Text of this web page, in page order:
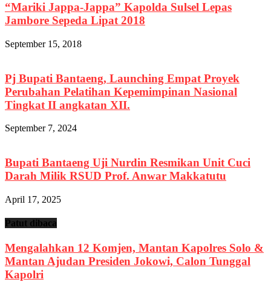
“Mariki Jappa-Jappa” Kapolda Sulsel Lepas
Jambore Sepeda Lipat 2018
September 15, 2018
Pj Bupati Bantaeng, Launching Empat Proyek
Perubahan Pelatihan Kepemimpinan Nasional
Tingkat II angkatan XII.
September 7, 2024
Bupati Bantaeng Uji Nurdin Resmikan Unit Cuci
Darah Milik RSUD Prof. Anwar Makkatutu
April 17, 2025
Patut dibaca
Mengalahkan 12 Komjen, Mantan Kapolres Solo &
Mantan Ajudan Presiden Jokowi, Calon Tunggal
Kapolri